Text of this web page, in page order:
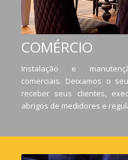
COMÉRCIO
Instalação e
comerciais. Deixamos o
receber seus clientes,
abrigos de medidores e